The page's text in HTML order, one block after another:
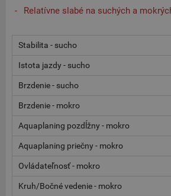
Relatívne slabé na suchých a
Stabilita - sucho
Istota jazdy - sucho
Brzdenie - sucho
Brzdenie - mokro
Aquaplaning pozdĺžny - mokro
Aquaplaning priečny - mokro
Ovládateľnosť - mokro
Kruh/Bočné vedenie - mokro